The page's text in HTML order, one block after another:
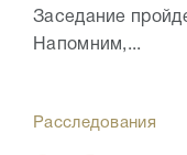
Заседание
Напомним,...
Расследования